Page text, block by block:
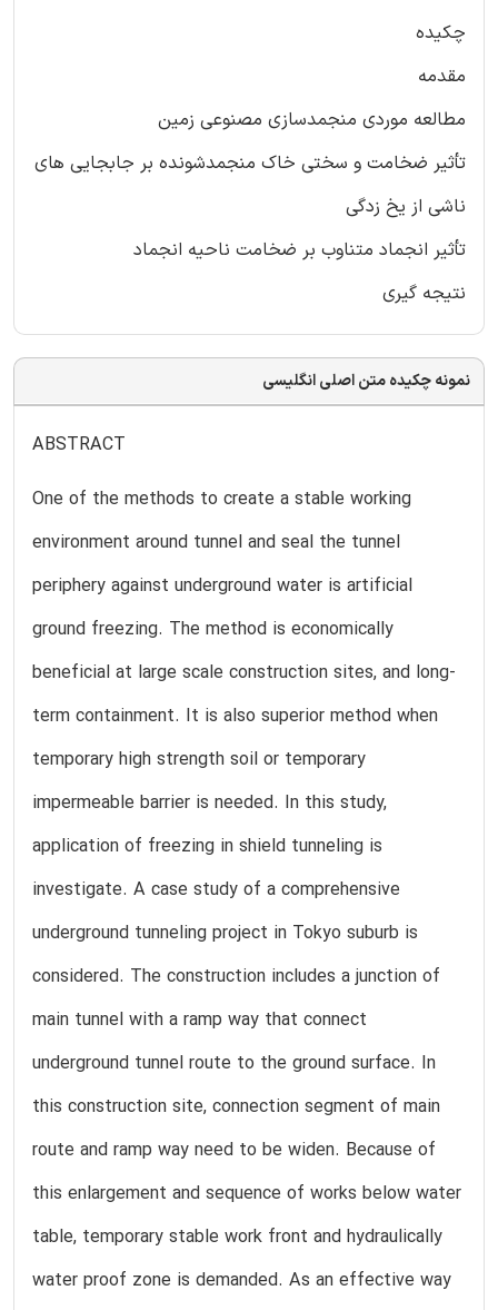
چکیده
مقدمه
مطالعه موردی منجمدسازی مصنوعی زمین
تأثیر ضخامت و سختی خاک منجمدشونده بر جابجایی های
ناشی از یخ زدگی
تأثیر انجماد متناوب بر ضخامت ناحیه انجماد
نتیجه گیری
نمونه چکیده متن اصلی انگلیسی
ABSTRACT
One of the methods to create a stable working
environment around tunnel and seal the tunnel
periphery against underground water is artificial
ground freezing. The method is economically
beneficial at large scale construction sites, and long-
term containment. It is also superior method when
temporary high strength soil or temporary
impermeable barrier is needed. In this study,
application of freezing in shield tunneling is
investigate. A case study of a comprehensive
underground tunneling project in Tokyo suburb is
considered. The construction includes a junction of
main tunnel with a ramp way that connect
underground tunnel route to the ground surface. In
this construction site, connection segment of main
route and ramp way need to be widen. Because of
this enlargement and sequence of works below water
table, temporary stable work front and hydraulically
water proof zone is demanded. As an effective way